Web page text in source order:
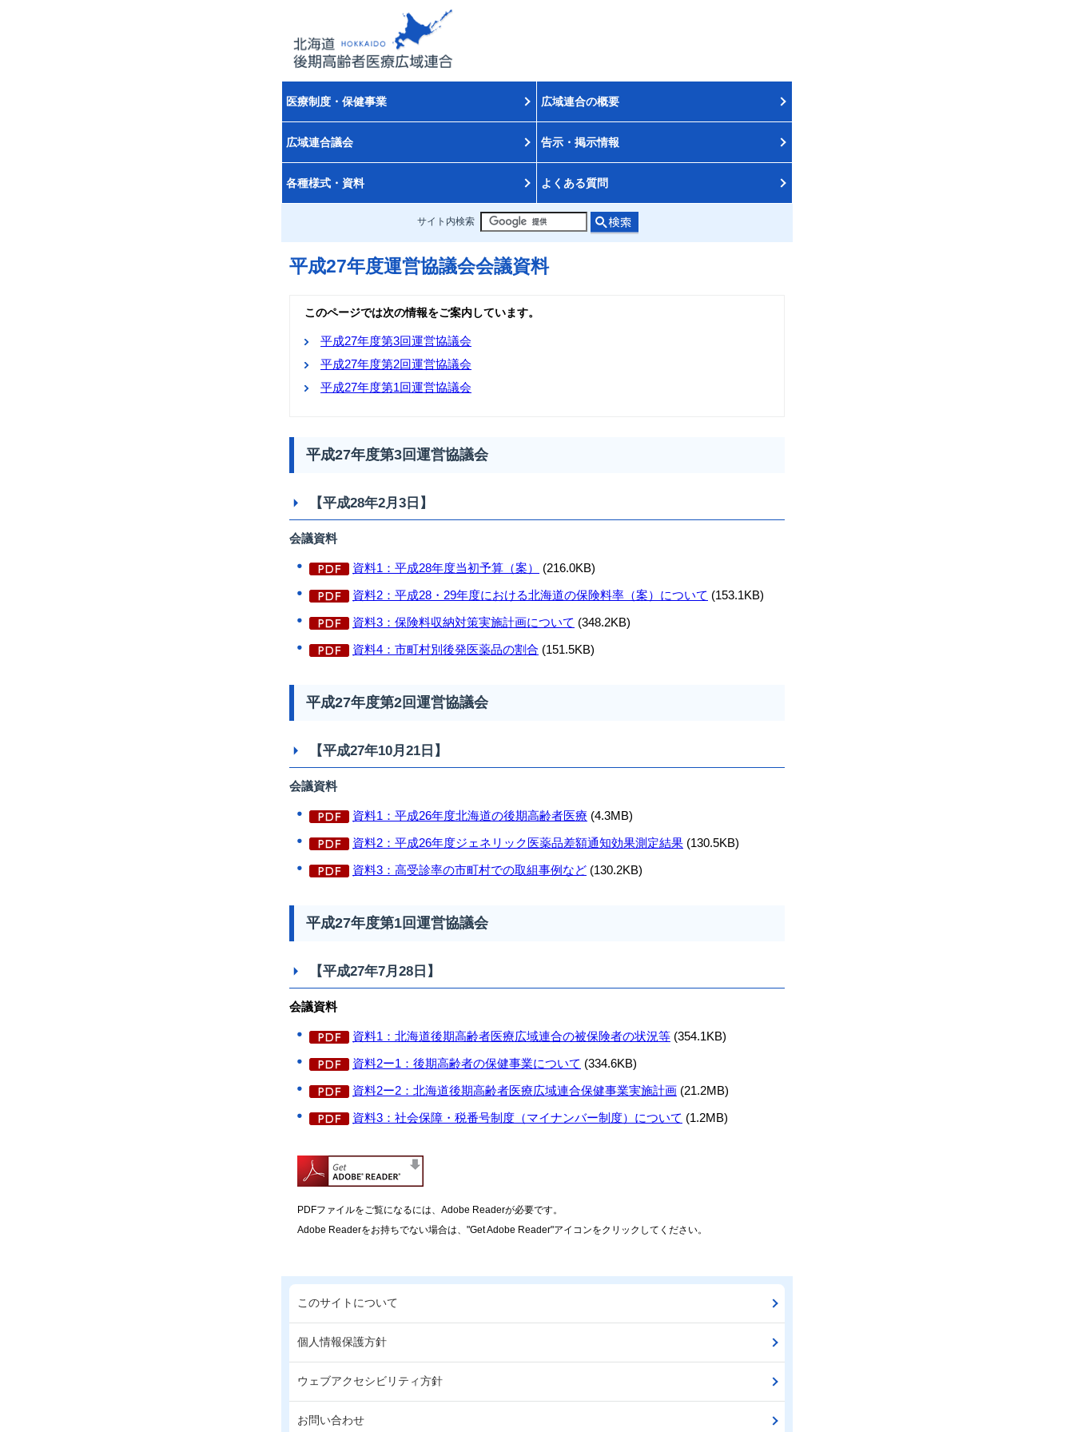
医療制度・保健事業 広域連合の概要
広域連合議会 告示・掲示情報
各種様式・資料 よくある質問
サイト内検索
平成27年度運営協議会会議資料
このページでは次の情報をご案内しています。
平成27年度第3回運営協議会
平成27年度第2回運営協議会
平成27年度第1回運営協議会
平成27年度第3回運営協議会
【平成28年2月3日】
会議資料
資料1： 平成28年度当初予算（案） (216.0KB)
資料2： 平成28・29年度における北海道の保険料率（案）について (153.1KB)
資料3： 保険料収納対策実施計画について (348.2KB)
資料4：市町村別後発医薬品の割合 (151.5KB)
平成27年度第2回運営協議会
【平成27年10月21日】
会議資料
資料1：平成26年度北海道の後期高齢者医療 (4.3MB)
資料2：平成26年度ジェネリック医薬品差額通知効果測定結果 (130.5KB)
資料3：高受診率の市町村での取組事例など (130.2KB)
平成27年度第1回運営協議会
【平成27年7月28日】
会議資料
資料1：北海道後期高齢者医療広域連合の被保険者の状況等 (354.1KB)
資料2ー1：後期高齢者の保健事業について (334.6KB)
資料2ー2：北海道後期高齢者医療広域連合保健事業実施計画 (21.2MB)
資料3：社会保障・税番号制度（マイナンバー制度）について (1.2MB)
PDFファイルをご覧になるには、Adobe Readerが必要です。
Adobe Readerをお持ちでない場合は、"Get Adobe Reader"アイコンをクリックしてください。
このサイトについて
個人情報保護方針
ウェブアクセシビリティ方針
お問い合わせ